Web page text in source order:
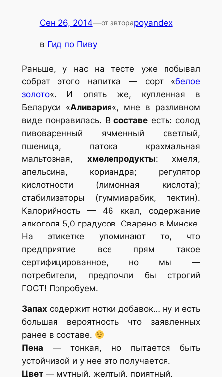
Сен 26, 2014—от автораpoyandex
в Гид по Пиву
Раньше, у нас на тесте уже побывал
собрат этого напитка — сорт «белое
золото«. И опять же, купленная в
Беларуси «Аливария«, мне в разливном
виде понравилась. Всоставе есть: солод
пивоваренный ячменный светлый,
пшеница, патока крахмальная
мальтозная, хмелепродукты: хмеля,
апельсина, кориандра; регулятор
кислотности (лимонная кислота);
стабилизаторы (гуммиарабик, пектин).
Калорийность — 46 ккал, содержание
алкоголя 5,0 градусов. Сварено в Минске.
На этикетке упоминают то, что
предприятие все прям такое
сертифицированное, но мы —
потребители, предпочли бы строгий
ГОСТ! Попробуем.
Запах содержит нотки добавок… ну и есть
большая вероятность что заявленных
ранее в составе.
Пена — тонкая, но пытается быть
устойчивой и у нее это получается.
Цвет— мутный, желтый, приятный.